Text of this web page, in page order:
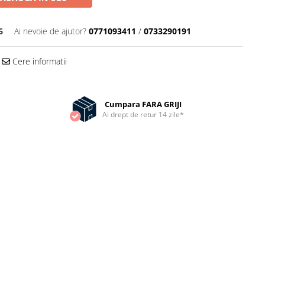
Ai nevoie de ajutor? 0771093411 / 0733290191
Cere informatii
Cumpara FARA GRIJI
Ai drept de retur 14 zile*